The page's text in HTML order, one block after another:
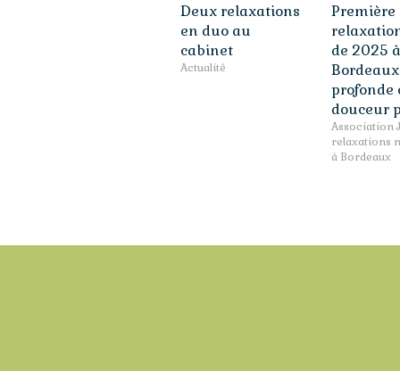
Deux relaxations
en duo au
cabinet
Actualité
Première
de 2025 à
profonde
douceur
Association
relaxations
à Bordeaux